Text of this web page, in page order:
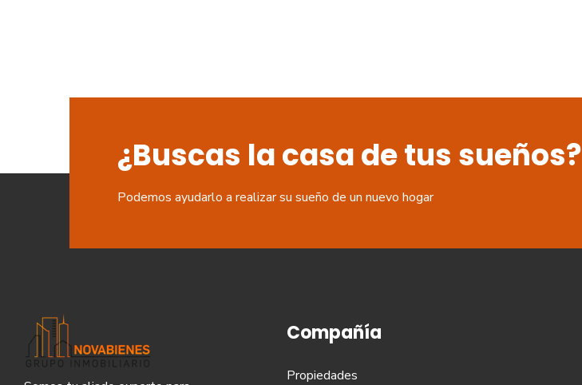
¿Buscas la casa de tus sueños?
Podemos ayudarlo a realizar su sueño de un nuevo hogar
Compañía
Propiedades